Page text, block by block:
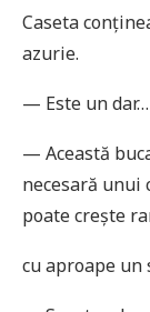
Caseta
azurie.
— Este un
— Această
necesară
poate crește
cu aproape un